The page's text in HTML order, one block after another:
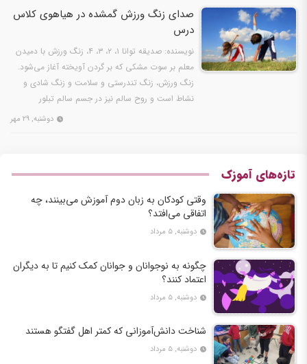
صدای زنگ ورزش گمشده در هياهوی كلاس
درس
نويسنده: صديقه توانا ۱، ۲، ۳، ۴، زنگ ورزش با دميدن
معلم بر سوت مشکي که بر گردن آويخته آغاز می‌شود.
زنگ ورزش، زنگ تندرستي و سلامت و زنگ شادی و
نشاط است و روح سالم نيز در جسم سالم تبلور
دوشنبه, ۲۹ مهر
تازه‌های آموزک
وقتی کودکان به زبان دوم آموزش می‌بینند، چه
اتفاقی می‌افتد؟
دوشنبه, ۵ مرداد
چگونه به نوجوانان و جوانان کمک کنیم تا به دیگران
اعتماد کنند؟
دوشنبه, ۵ مرداد
شناخت دانش‌آموزانی که کمتر اهل گفتگو هستند
دوشنبه, ۵ مرداد